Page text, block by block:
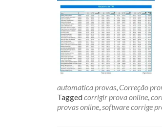
automatica provas, Correção
Taggedcorrigir prova online,
provas online,software corrige